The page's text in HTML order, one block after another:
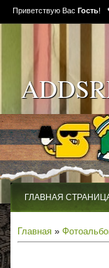
Приветствую Вас Гость!
ГЛАВНАЯ
Главная »